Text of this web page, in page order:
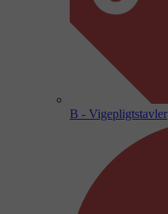
B - Vigepligtstavler